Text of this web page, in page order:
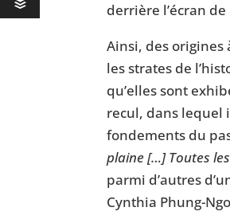
derrière l’écran
Ainsi, des origines
les strates de
qu’elles sont
recul, dans lequel
fondements du
plaine […] Toutes
parmi d’autres
Cynthia Phung-